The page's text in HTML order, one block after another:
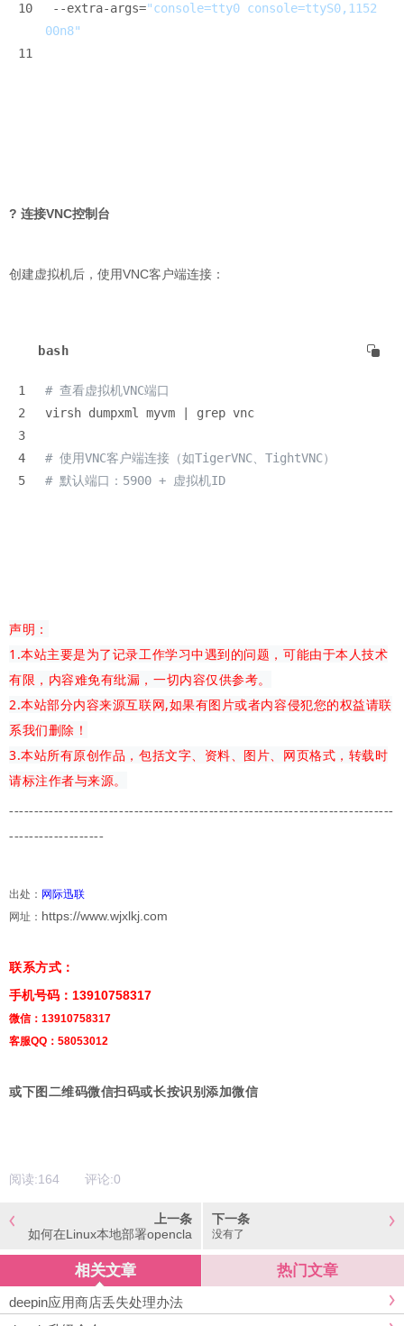
10
--extra-args="console=tty0 console=ttyS0,1152
00n8"
11
? 连接VNC控制台
创建虚拟机后，使用VNC客户端连接：
bash
1
# 查看虚拟机VNC端口
2
virsh dumpxml myvm | grep vnc
3
4
# 使用VNC客户端连接（如TigerVNC、TightVNC）
5
# 默认端口：5900 + 虚拟机ID
声明：
1.本站主要是为了记录工作学习中遇到的问题，可能由于本人技术
有限，内容难免有纰漏，一切内容仅供参考。
2.本站部分内容来源互联网,如果有图片或者内容侵犯您的权益请联
系我们删除！
3.本站所有原创作品，包括文字、资料、图片、网页格式，转载时
请标注作者与来源。
-----------------------------------------------------------------------------
-------------------
出处： 网际迅联
网址： https://www.wjxlkj.com
联系方式：
手机号码：13910758317
微信：13910758317
客服QQ：58053012
或下图二维码微信扫码或长按识别添加微信
阅读:164 评论:0
上一条
如何在Linux本地部署opencla
下一条
没有了
相关文章 热门文章
deepin应用商店丢失处理办法